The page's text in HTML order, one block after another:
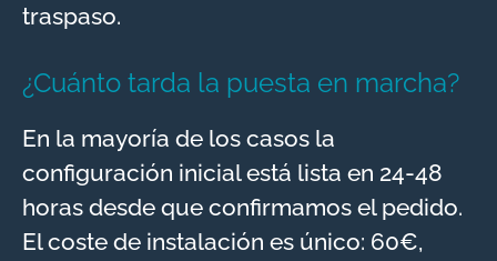
traspaso.
¿Cuánto tarda la puesta en marcha?
En la mayoría de los casos la
configuración inicial está lista en 24-48
horas desde que confirmamos el pedido.
El coste de instalación es único: 60€,